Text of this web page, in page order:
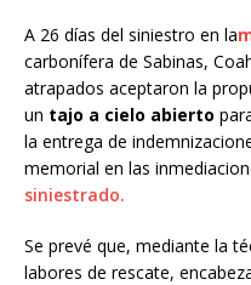
A 26 días del siniestro en la
carbonífera de Sabinas,
atrapados aceptaron la
un tajo a cielo abierto
la entrega de
memorial en las
siniestrado.
Se prevé que, mediante la
labores de rescate,